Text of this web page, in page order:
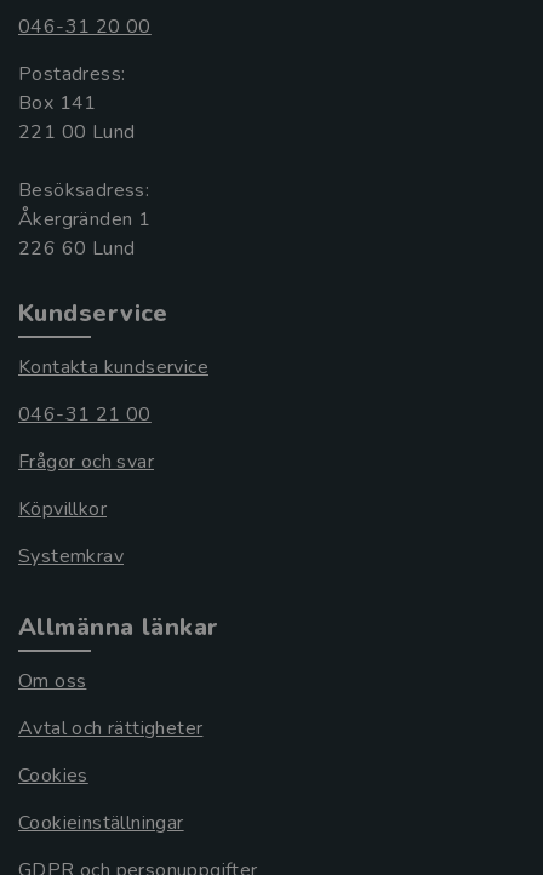
046-31 20 00
Postadress:
Box 141
221 00 Lund
Besöksadress:
Åkergränden 1
Kundservice
Kontakta kundservice
046-31 21 00
Frågor och svar
Köpvillkor
Systemkrav
Allmänna länkar
Om oss
Avtal och rättigheter
Cookies
Cookieinställningar